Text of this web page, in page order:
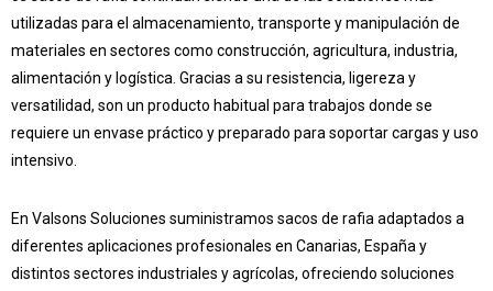
utilizadas para el almacenamiento, transporte y manipulación de
materiales en sectores como construcción, agricultura, industria,
alimentación y logística. Gracias a su resistencia, ligereza y
versatilidad, son un producto habitual para trabajos donde se
requiere un envase práctico y preparado para soportar cargas y uso
intensivo.
En Valsons Soluciones suministramos sacos de rafia adaptados a
diferentes aplicaciones profesionales en Canarias, España y
distintos sectores industriales y agrícolas, ofreciendo soluciones